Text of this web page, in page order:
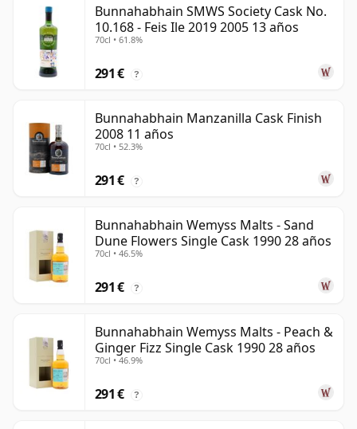
Bunnahabhain SMWS Society Cask No.
10.168 - Feis Ile 2019 2005 13 años
70cl • 61.8%
291 € ?
Bunnahabhain Manzanilla Cask Finish
2008 11 años
70cl • 52.3%
291 € ?
Bunnahabhain Wemyss Malts - Sand
Dune Flowers Single Cask 1990 28 años
70cl • 46.5%
291 € ?
Bunnahabhain Wemyss Malts - Peach &
Ginger Fizz Single Cask 1990 28 años
70cl • 46.9%
291 € ?